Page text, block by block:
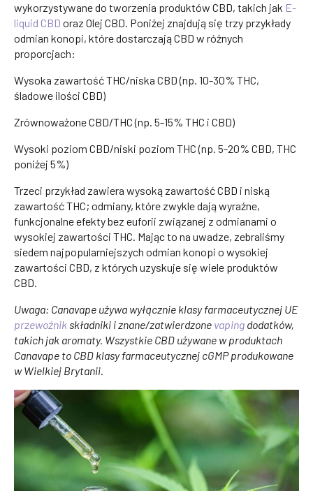
wykorzystywane do tworzenia produktów CBD, takich jak E-
liquid CBD oraz Olej CBD. Poniżej znajdują się trzy przykłady
odmian konopi, które dostarczają CBD w różnych
proporcjach:
Wysoka zawartość THC/niska CBD (np. 10-30% THC,
śladowe ilości CBD)
Zrównoważone CBD/THC (np. 5-15% THC i CBD)
Wysoki poziom CBD/niski poziom THC (np. 5-20% CBD, THC
poniżej 5%)
Trzeci przykład zawiera wysoką zawartość CBD i niską
zawartość THC; odmiany, które zwykle dają wyraźne,
funkcjonalne efekty bez euforii związanej z odmianami o
wysokiej zawartości THC. Mając to na uwadze, zebraliśmy
siedem najpopularniejszych odmian konopi o wysokiej
zawartości CBD, z których uzyskuje się wiele produktów
CBD.
Uwaga: Canavape używa wyłącznie klasy farmaceutycznej UE
przewoźnik składniki i znane/zatwierdzone vaping dodatków,
takich jak aromaty. Wszystkie CBD używane w produktach
Canavape to CBD klasy farmaceutycznej cGMP produkowane
w Wielkiej Brytanii.